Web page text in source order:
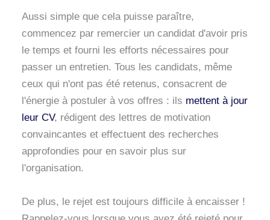
Aussi simple que cela puisse paraître,
commencez par remercier un candidat d'avoir pris
le temps et fourni les efforts nécessaires pour
passer un entretien. Tous les candidats, même
ceux qui n'ont pas été retenus, consacrent de
l'énergie à postuler à vos offres : ils mettent à jour
leur CV, rédigent des lettres de motivation
convaincantes et effectuent des recherches
approfondies pour en savoir plus sur
l'organisation.
De plus, le rejet est toujours difficile à encaisser !